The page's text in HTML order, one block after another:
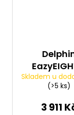
Skladem u
(>5 ks)
3 911